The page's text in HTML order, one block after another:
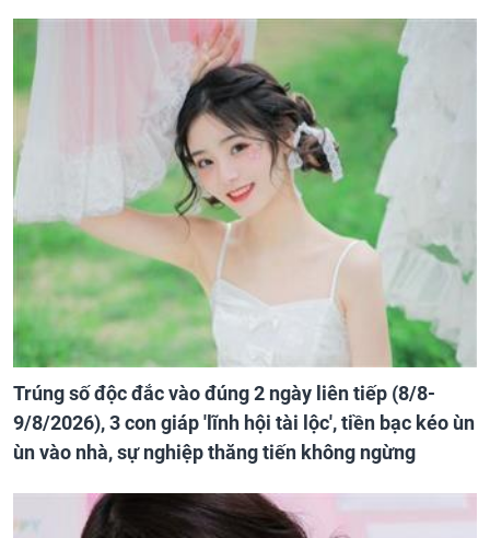
Trúng số độc đắc vào đúng 2 ngày liên tiếp (8/8-
9/8/2026), 3 con giáp 'lĩnh hội tài lộc', tiền bạc kéo ùn
ùn vào nhà, sự nghiệp thăng tiến không ngừng